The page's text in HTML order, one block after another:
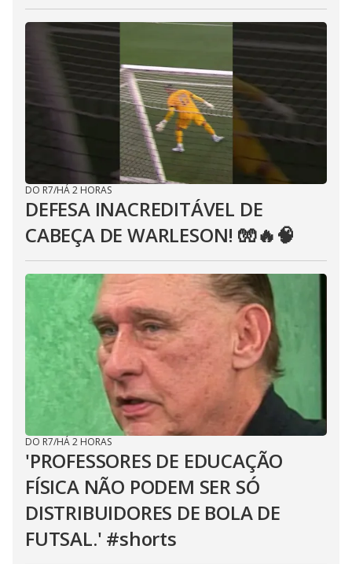
DO R7/HÁ 2 HORAS
DEFESA INACREDITÁVEL DE
CABEÇA DE WARLESON! 🧤🔥🧠
DO R7/HÁ 2 HORAS
'PROFESSORES DE EDUCAÇÃO
FÍSICA NÃO PODEM SER SÓ
DISTRIBUIDORES DE BOLA DE
FUTSAL.' #shorts